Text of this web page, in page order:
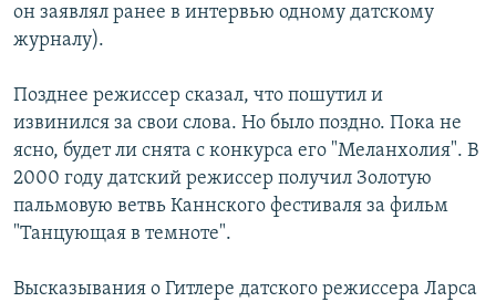
он заявлял ранее в интервью одному датскому
журналу).
Позднее режиссер сказал, что пошутил и
извинился за свои слова. Но было поздно. Пока не
ясно, будет ли снята с конкурса его "Меланхолия". В
2000 году датский режиссер получил Золотую
пальмовую ветвь Каннского фестиваля за фильм
"Танцующая в темноте".
Высказывания о Гитлере датского режиссера Ларса